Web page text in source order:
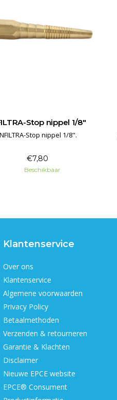
Stop nippel 1/8"
Stop nippel 1/8".
€7,80
Beschikbaar
Klantenservice
Over ons
Klantenservice
Algemene voorwaarden
Privacy Policy
Betaalmethoden
Verzenden & retourneren
Garantie & Klachten
Disclaimer
Nieuwe EPCE website
EPCE® Consument